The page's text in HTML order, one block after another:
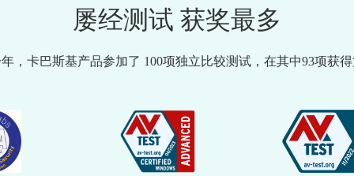
屡经测试 获奖最多
，卡巴斯基产品参加了 100项独立比较测试，在其中93项获